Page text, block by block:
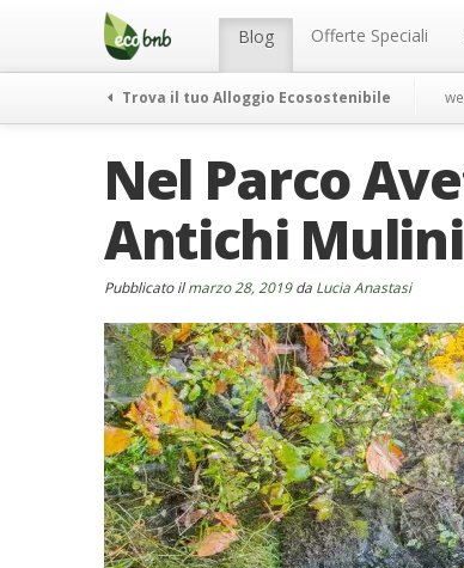
Menu Blog Offerte Speciali
Trova il tuo Alloggio Ecosostenibile
Nel Parco
Antichi Mulini
Pubblicato ilmarzo 28, 2019da Lucia Anastasi